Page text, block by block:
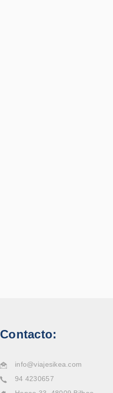
Contacto:
info@viajesikea.com
94 4230657